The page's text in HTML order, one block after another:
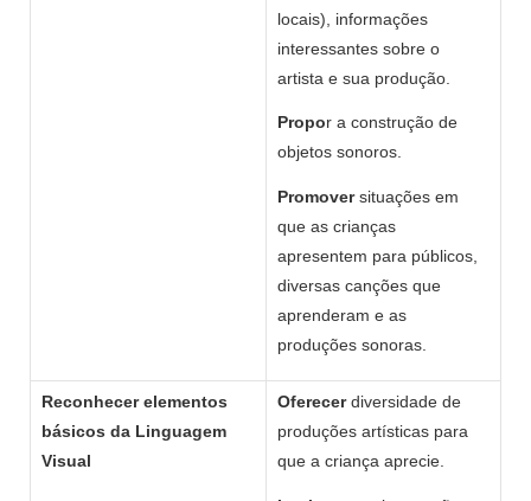
locais), informações
interessantes sobre o
artista e sua produção.
Propor a construção de
objetos sonoros.
Promoversituações em
que as crianças
apresentem para públicos,
diversas canções que
aprenderam e as
produções sonoras.
Reconhecer elementos
básicos da Linguagem
Visual
Oferecerdiversidade de
produções artísticas para
que a criança aprecie.